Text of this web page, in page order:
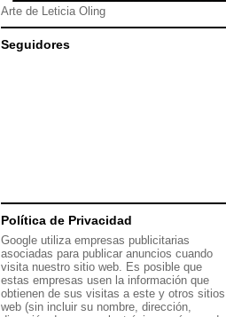
Arte de Leticia Oling
Seguidores
Política de Privacidad
Google utiliza empresas publicitarias
asociadas para publicar anuncios cuando
visita nuestro sitio web. Es posible que
estas empresas usen la información que
obtienen de sus visitas a este y otros sitios
web (sin incluir su nombre, dirección,